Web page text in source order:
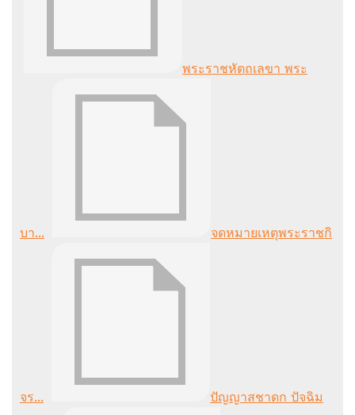
พระราชหัตถเลขา พระ
บา... จดหมายเหตุพระราชกิ
จร... ปัญญาสชาดก ปัจฉิม